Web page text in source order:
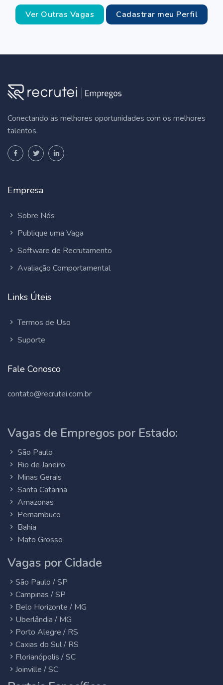
Ver Outras Vagas Cadastrar meu Perfil
Conectando as melhores oportunidades com os melhores
talentos.
Empresa
Sobre Nós
Publique uma Vaga
Software de Recrutamento
Avaliação Comportamental
Links Úteis
Termos de Uso
Suporte
Fale Conosco
contato@recrutei.com.br
Vagas de Empregos por Estado:
São Paulo
Rio de Janeiro
Minas Gerais
Santa Catarina
Amazonas
Pernambuco
Bahia
Mato Grosso
Vagas por Cidade
São Paulo / SP
Campinas / SP
Belo Horizonte / MG
Uberlândia / MG
Porto Alegre / RS
Caxias do Sul / RS
Florianópolis / SC
Joinville / SC